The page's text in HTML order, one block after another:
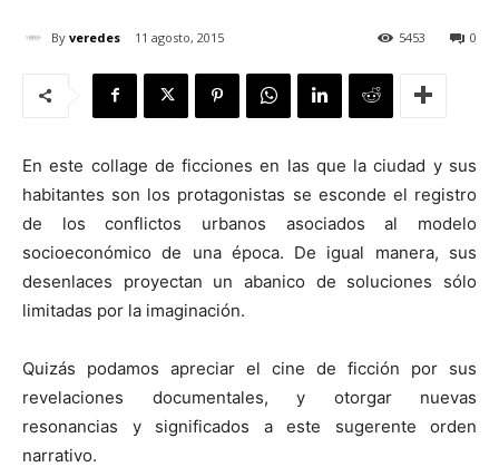
By veredes 11 agosto, 2015 0
5453
En este collage de ficciones en las que la ciudad y sus
habitantes son los protagonistas se esconde el registro
de los conflictos urbanos asociados al modelo
socioeconómico de una época. De igual manera, sus
desenlaces proyectan un abanico de soluciones sólo
limitadas por la imaginación.
Quizás podamos apreciar el cine de ficción por sus
revelaciones documentales, y otorgar nuevas
resonancias y significados a este sugerente orden
narrativo.